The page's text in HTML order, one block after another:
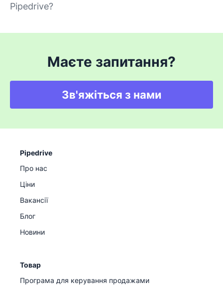
Pipedrive?
Маєте запитання?
Зв'яжіться з нами
Pipedrive
Про нас
Ціни
Вакансії
Блог
Новини
Товар
Програма для керування продажами